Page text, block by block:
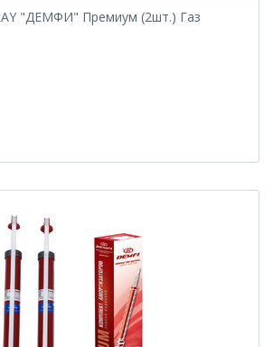
"ДЕМФИ" Премиум (2шт.) Газ